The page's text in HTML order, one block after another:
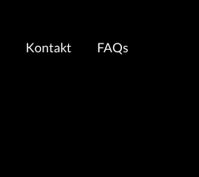
Kontakt FAQs